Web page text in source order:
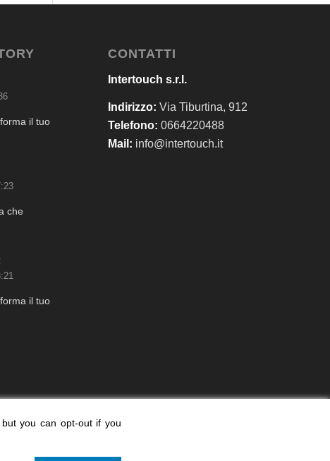
il tuo
che
il tuo
CONTATTI
Intertouch s.r.l.
Indirizzo: Via Tiburtina, 912
Telefono: 0664220488
Mail: info@intertouch.it
you can opt-out if you